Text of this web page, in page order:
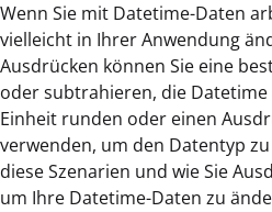
Wenn Sie mit Datetime-Daten
vielleicht in Ihrer Anwendung
Ausdrücken können Sie eine
oder subtrahieren, die
Einheit runden oder einen
verwenden, um den Datentyp
diese Szenarien und wie Sie
um Ihre Datetime-Daten zu